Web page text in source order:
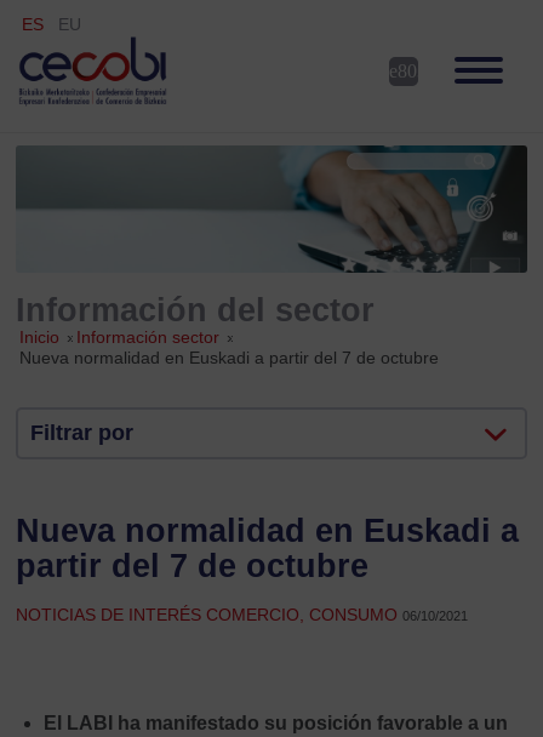
ES EU
Información del sector
Inicio » Información sector »
Nueva normalidad en Euskadi a partir del 7 de octubre
Filtrar por
Nueva normalidad en Euskadi a
partir del 7 de octubre
NOTICIAS DE INTERÉS COMERCIO, CONSUMO06/10/2021
El LABI ha manifestado su posición favorable a un